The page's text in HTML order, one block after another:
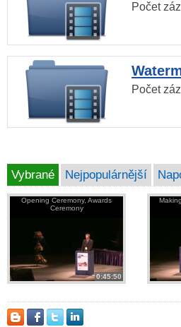
Počet
Počet
Vybrané Nejpopulárnější
Opening Ceremony, Awards
Ceremony
0:45:50